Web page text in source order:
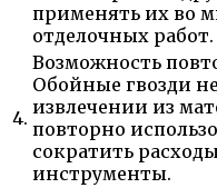
применять их во
отделочных работ.
4.
Возможность
Обойные гвозди
извлечении из
повторно
сократить
инструменты.